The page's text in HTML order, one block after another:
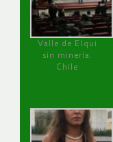
Valle de Elqui
sin minería.
Chile